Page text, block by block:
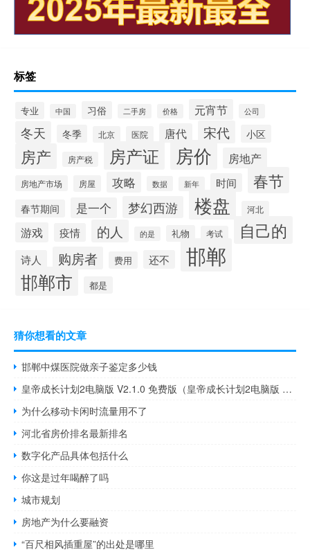
标签
专业 中国 习俗 二手房 价格 元宵节 公司
冬天 冬季 北京 医院 唐代 宋代 小区
房产 房产税 房产证 房价 房地产
房地产市场 房屋 攻略 数据 新年 时间 春节
春节期间 是一个 梦幻西游 楼盘 河北
游戏 疫情 的人 的是 礼物 考试 自己的
诗人 购房者 费用 还不 邯郸
邯郸市 都是
猜你想看的文章
邯郸中煤医院做亲子鉴定多少钱
皇帝成长计划2电脑版 V2.1.0 免费版（皇帝成长计划2电脑版 V2.1.0 免费版功能简介）
为什么移动卡闲时流量用不了
河北省房价排名最新排名
数字化产品具体包括什么
你这是过年喝醉了吗
城市规划
房地产为什么要融资
“百尺相风插重屋”的出处是哪里